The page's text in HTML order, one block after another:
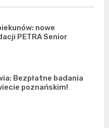
nowe
PETRA Senior
Bezpłatne badania
poznańskim!